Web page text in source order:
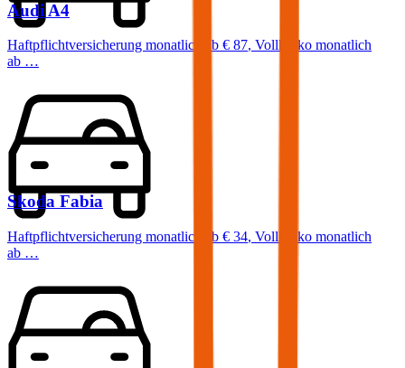
Audi A4
Haftpflichtversicherung monatlich ab € 87, Vollkasko monatlich
ab …
Skoda Fabia
Haftpflichtversicherung monatlich ab € 34, Vollkasko monatlich
ab …